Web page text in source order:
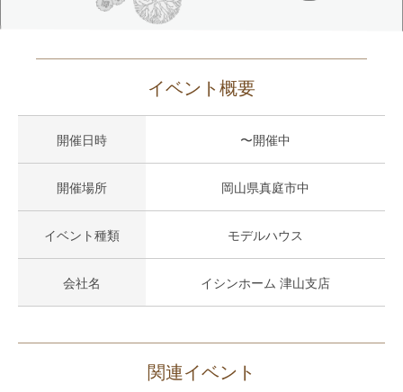
イベント概要
開催日時 〜開催中
開催場所 岡山県真庭市中
イベント種類 モデルハウス
会社名 イシンホーム 津山支店
関連イベント